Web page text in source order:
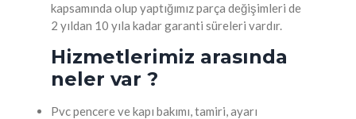
kapsamında olup yaptığımız parça değişimleri de
2 yıldan 10 yıla kadar garanti süreleri vardır.
Hizmetlerimiz arasında
neler var ?
Pvc pencere ve kapı bakımı, tamiri, ayarı